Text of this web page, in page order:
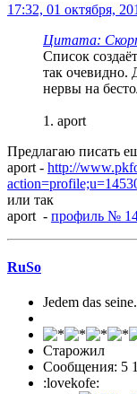
17:32, 01 октября,
Цитата:
Список
так очевидно.
нервы на
1. aport
Предлагаю писать
aport - http://
или так
aport - профиль №
RuSo
Jedem das
Старожил
Сообщения: 5
:lovekofe: